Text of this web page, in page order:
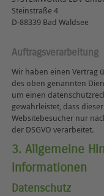
Steinstraße 4
D-88339 Bad Waldsee
Auftragsverarbeitung
Wir haben einen Vertrag
des oben genannten
um einen
gewährleistet, dass
Websitebesucher nur
der DSGVO verarbeitet.
3. Allgemeine
informationen
Datenschutz